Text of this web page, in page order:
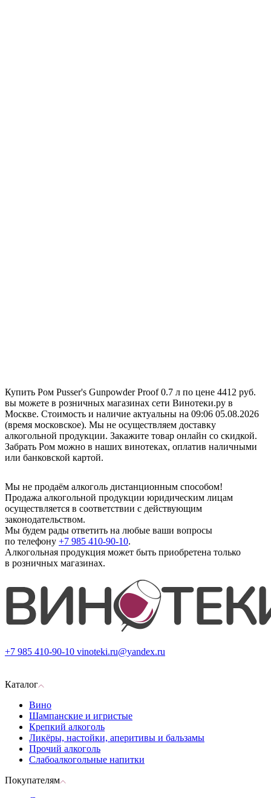
Купить Ром Pusser's Gunpowder Proof 0.7 л по цене 4412 руб.
вы можете в розничных магазинах сети Винотеки.ру в
Москве. Стоимость и наличие актуальны на 09:06 05.08.2026
(время московское). Мы не осуществляем доставку
алкогольной продукции. Закажите товар онлайн со скидкой.
Забрать Ром можно в наших винотеках, оплатив наличными
или банковской картой.
Мы не продаём алкоголь дистанционным способом!
Продажа алкогольной продукции юридическим лицам
осуществляется в соответствии с действующим
законодательством.
Мы будем рады ответить на любые ваши вопросы
по телефону +7 985 410-90-10.
Алкогольная продукция может быть приобретена только
в розничных магазинах.
+7 985 410-90-10 vinoteki.ru@yandex.ru
Каталог
Вино
Шампанские и игристые
Крепкий алкоголь
Ликёры, настойки, аперитивы и бальзамы
Прочий алкоголь
Слабоалкогольные напитки
Покупателям